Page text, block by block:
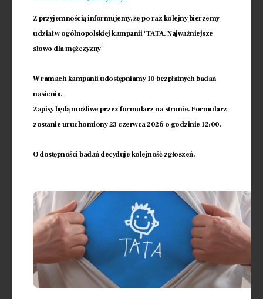
nasi Pacjenci mogą liczyć na opiekę
najwyższej jakości, a także na
zrozumienie i wsparcie w procesie
leczenia.
Sprawdź więcej
zagadnienie prosimy o wysłanie
wiadomości na adres
kontakt@eneida.pl .
Sprawdź więcej
Z przyjemnością informujemy, że po raz kolejny bierzemy
udział w ogólnopolskiej kampanii "TATA. Najważniejsze
słowo dla mężczyzny"
W ramach kampanii udostępniamy 10 bezpłatnych badań
nasienia.
Zapisy będą możliwe przez formularz na stronie. Formularz
zostanie uruchomiony 23 czerwca 2026 o godzinie 12:00.
O dostępności badań decyduje kolejność zgłoszeń.